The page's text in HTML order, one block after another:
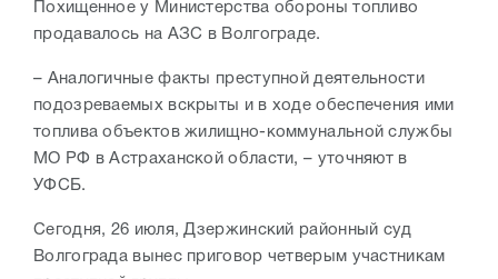
Похищенное у Министерства обороны топливо
продавалось на АЗС в Волгограде.
– Аналогичные факты преступной деятельности
подозреваемых вскрыты и в ходе обеспечения ими
топлива объектов жилищно-коммунальной службы
МО РФ в Астраханской области, – уточняют в
УФСБ.
Сегодня, 26 июля, Дзержинский районный суд
Волгограда вынес приговор четверым участникам